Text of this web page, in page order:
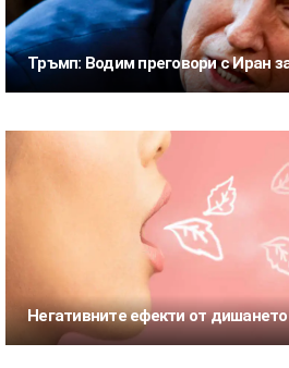
Тръмп: Водим преговори с Иран
Негативните ефекти от дишането